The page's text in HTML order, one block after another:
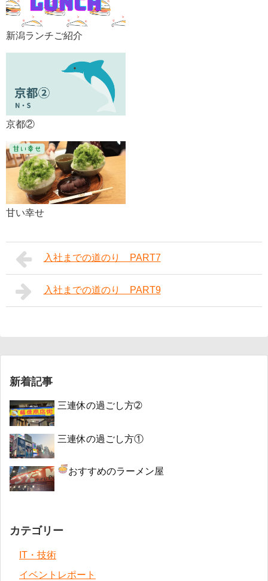
新潟ランチご紹介
京都②
甘い幸せ
入社までの道のり PART7
入社までの道のり PART9
新着記事
三連休の過ごし方➁
三連休の過ごし方①
おすすめのラーメン屋
カテゴリー
IT・技術
イベントレポート